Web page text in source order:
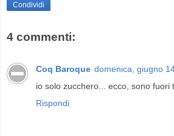
Condividi
4 commenti:
Coq Baroque domenica, giugno
io solo zucchero... ecco, sono fuori
Rispondi